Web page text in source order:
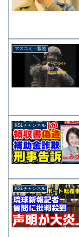
マスコミ・報道
KSLチャンネル
KSLチャンネル